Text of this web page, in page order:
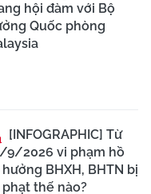
hội đàm với Bộ
Quốc phòng
[INFOGRAPHIC] Từ
9/2026 vi phạm hồ
BHXH, BHTN bị
phạt thế nào?